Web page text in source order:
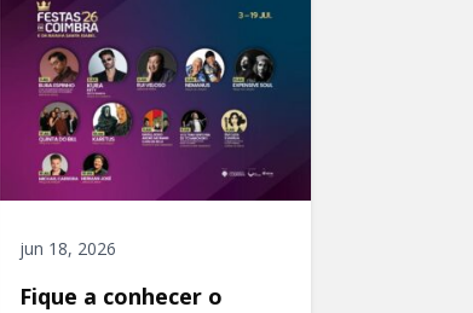
jun 18, 2026
Fique a conhecer o